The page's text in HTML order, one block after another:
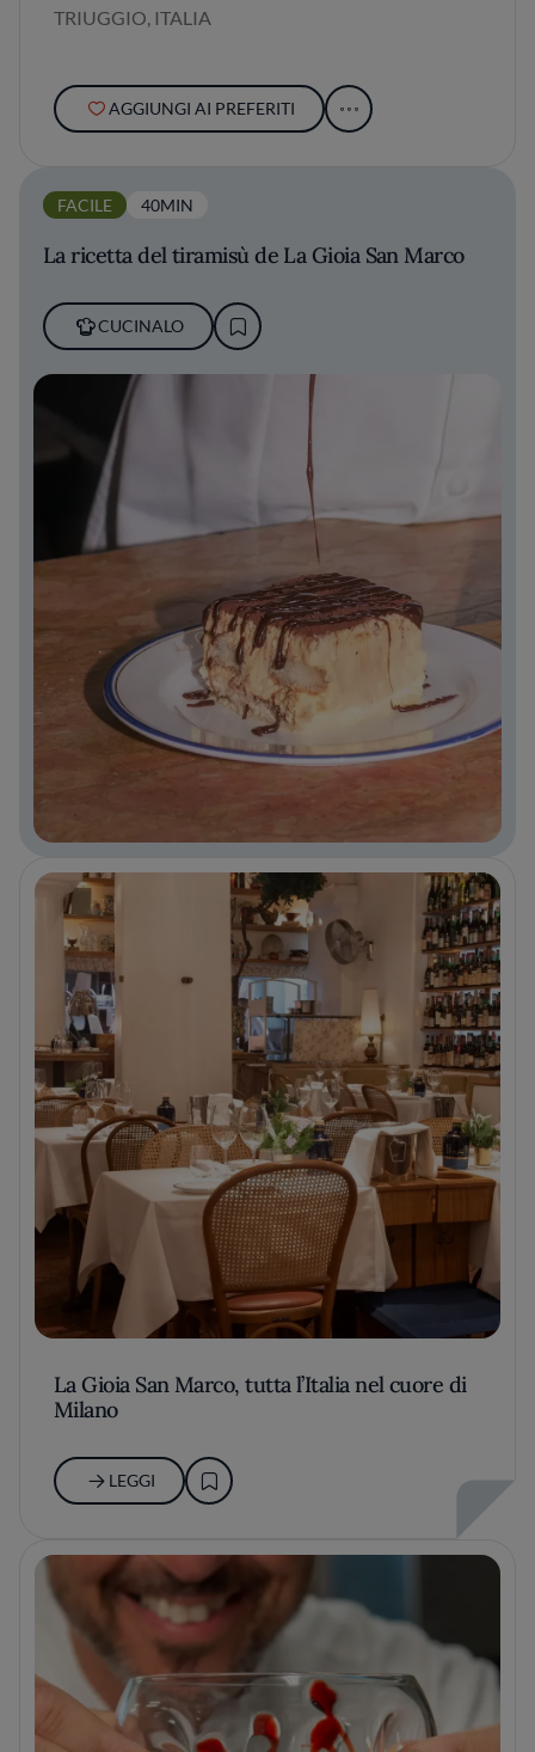
TRIUGGIO, ITALIA
AGGIUNGI AI PREFERITI
FACILE 40MIN
La ricetta del tiramisù de La Gioia San Marco
CUCINALO
La Gioia San Marco, tutta l’Italia nel cuore di
Milano
LEGGI